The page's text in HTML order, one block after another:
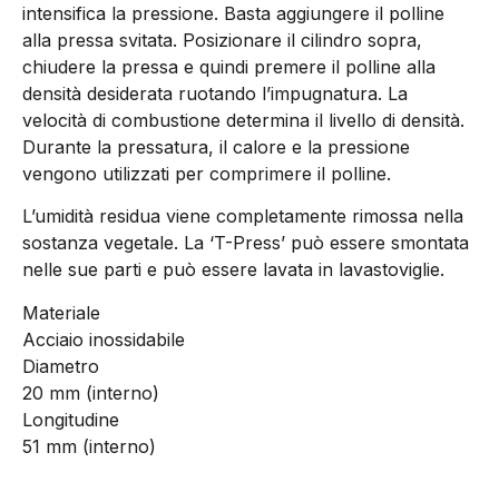
intensifica la pressione. Basta aggiungere il polline
alla pressa svitata. Posizionare il cilindro sopra,
chiudere la pressa e quindi premere il polline alla
densità desiderata ruotando l’impugnatura. La
velocità di combustione determina il livello di densità.
Durante la pressatura, il calore e la pressione
vengono utilizzati per comprimere il polline.
L’umidità residua viene completamente rimossa nella
sostanza vegetale. La ‘T-Press’ può essere smontata
nelle sue parti e può essere lavata in lavastoviglie.
Materiale
Acciaio inossidabile
Diametro
20 mm (interno)
Longitudine
51 mm (interno)